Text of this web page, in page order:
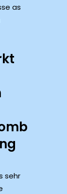
as
sehr